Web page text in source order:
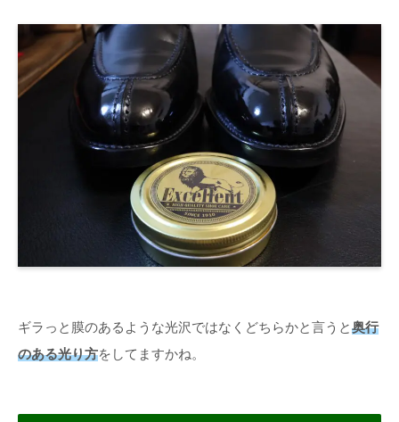
ギラっと膜のあるような光沢ではなくどちらかと言うと奥行
のある光り方をしてますかね。